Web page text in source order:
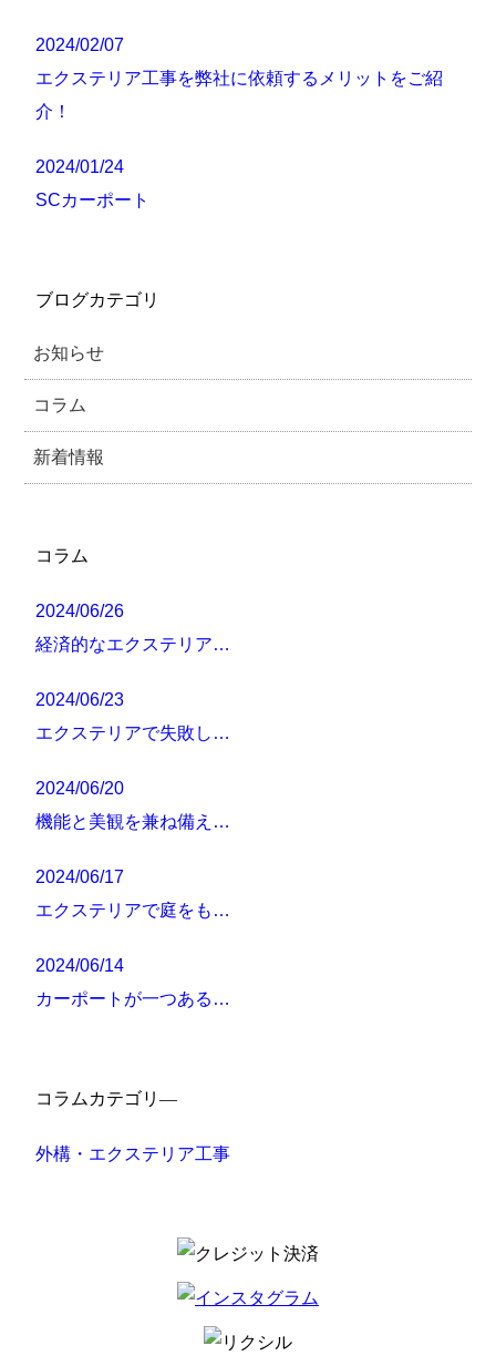
2024/02/07
エクステリア工事を弊社に依頼するメリットをご紹
介！
2024/01/24
SCカーポート
ブログカテゴリ
お知らせ
コラム
新着情報
コラム
2024/06/26
経済的なエクステリア…
2024/06/23
エクステリアで失敗し…
2024/06/20
機能と美観を兼ね備え…
2024/06/17
エクステリアで庭をも…
2024/06/14
カーポートが一つある…
コラムカテゴリ―
外構・エクステリア工事